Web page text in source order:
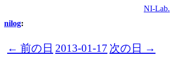
NI-Lab.
nilog:
← 前の日 2013-01-17 次の日 →